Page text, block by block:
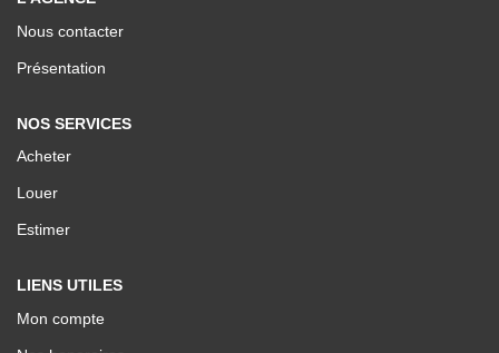
Nous contacter
Présentation
NOS SERVICES
Acheter
Louer
Estimer
LIENS UTILES
Mon compte